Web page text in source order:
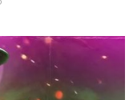
o
s
a
g